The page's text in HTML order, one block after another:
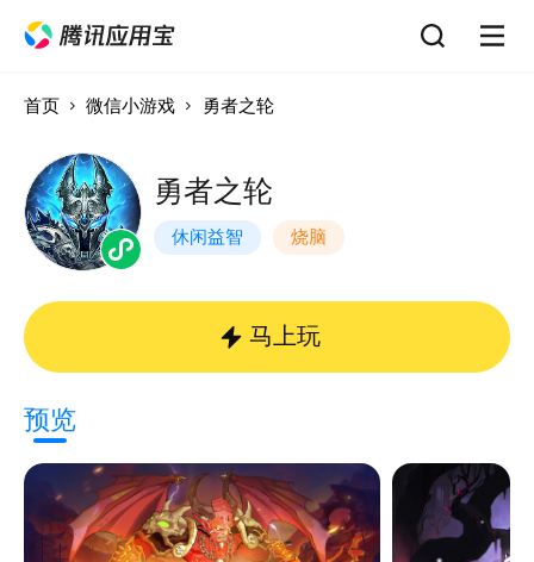
首页 微信小游戏 勇者之轮
勇者之轮
休闲益智 烧脑
马上玩
预览